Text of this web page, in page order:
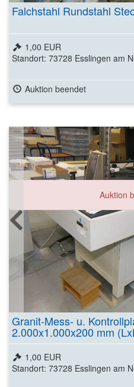
Falchstahl Rundstahl
1,00 EUR
Standort: 73728 Esslingen am
Auktion beendet
Auktion
Granit-Mess- u.
2.000x1.000x200 mm
1,00 EUR
Standort: 73728 Esslingen am